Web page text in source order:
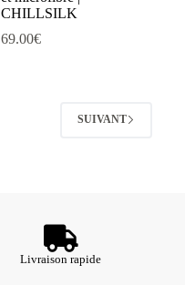
CHILLSILK
69.00€
SUIVANT
Livraison rapide